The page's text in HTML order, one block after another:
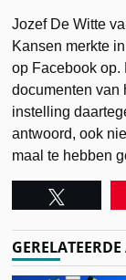
Jozef De Witte
Kansen merkte
op Facebook op.
documenten van
instelling
antwoord, ook
maal te hebben